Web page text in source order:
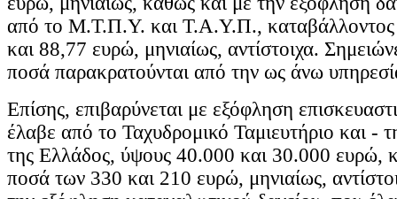
από το Μ.Τ.Π.Υ. και Τ.Α.Υ.Π.,
και 88,77 ευρώ, μηνιαίως, αντίστοιχα.
ποσά παρακρατούνται από την ως άνω
Επίσης, επιβαρύνεται με εξόφληση
έλαβε από το Ταχυδρομικό Ταμιευτήριο και -
της Ελλάδος, ύψους 40.000 και 30.000 ευρώ,
ποσά των 330 και 210 ευρώ, μηνιαίως,